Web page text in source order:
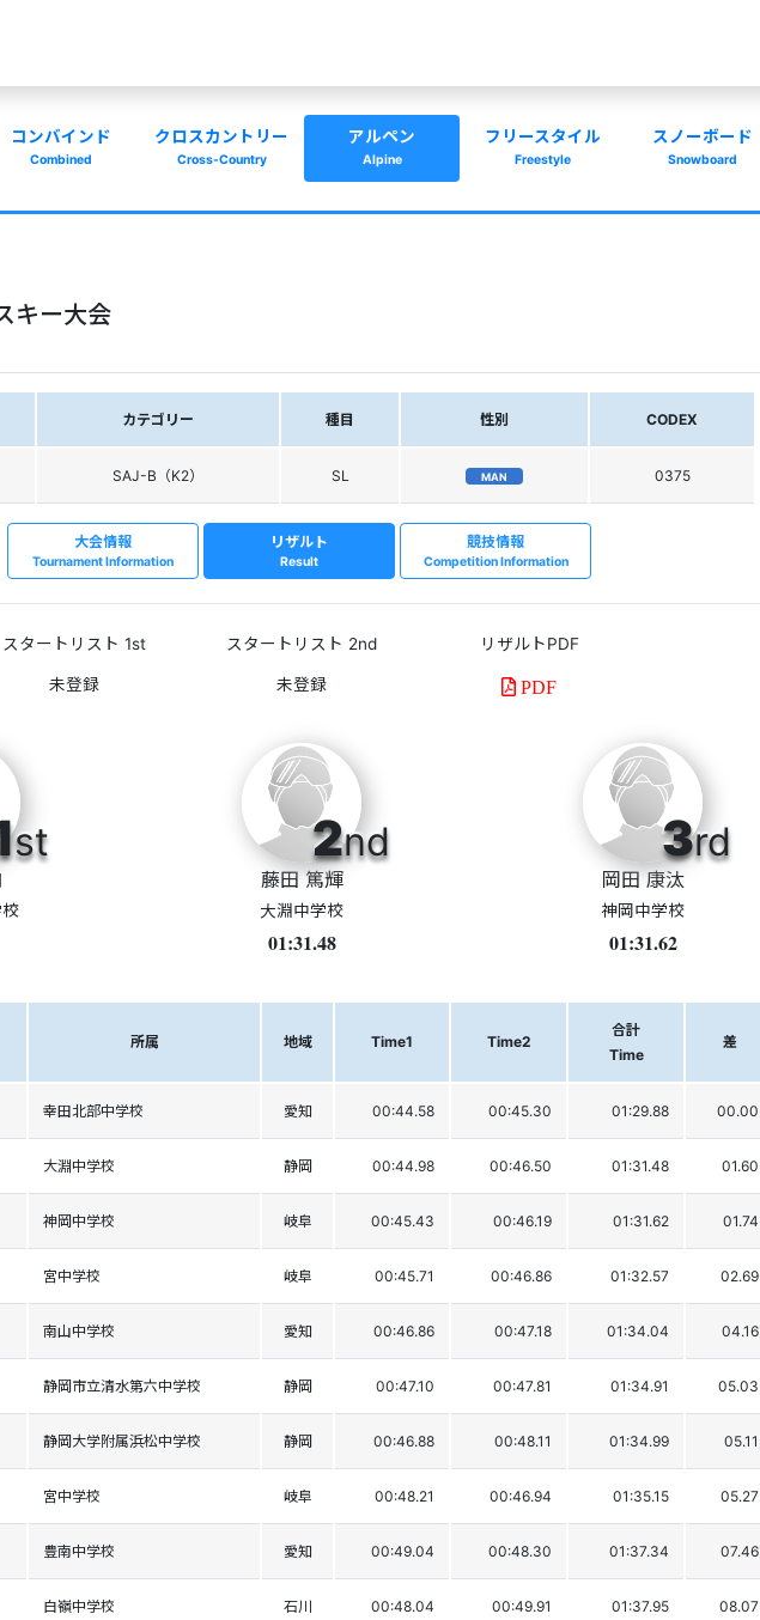
コンバインド
Combined
クロスカントリー
Cross-Country
アルペン
Alpine
フリースタイル
Freestyle
スノーボード
Snowboard
キー大会
カテゴリー 種目 性別 CODEX
SAJ-B（K2） SL MAN 0375
大会情報
Tournament Information
リザルト
Result
競技情報
Competition Information
スタートリスト 1st スタートリスト 2nd リザルトPDF
PDF
st 2nd
藤田 篤輝
大淵中学校
01:31.48
3rd
岡田 康汰
神岡中学校
01:31.62
所属 地域 Time1 Time2
合計
Time
差
幸田北部中学校 愛知 00:44.58 00:45.30 01:29.88 00.00
大淵中学校 静岡 00:44.98 00:46.50 01:31.48 01.60
神岡中学校 岐阜 00:45.43 00:46.19 01:31.62 01.74
宮中学校 岐阜 00:45.71 00:46.86 01:32.57 02.69
南山中学校 愛知 00:46.86 00:47.18 01:34.04 04.16
静岡市立清水第六中学校 静岡 00:47.10 00:47.81 01:34.91 05.03
静岡大学附属浜松中学校 静岡 00:46.88 00:48.11 01:34.99 05.11
宮中学校 岐阜 00:48.21 00:46.94 01:35.15 05.27
豊南中学校 愛知 00:49.04 00:48.30 01:37.34 07.46
白嶺中学校 石川 00:48.04 00:49.91 01:37.95 08.07